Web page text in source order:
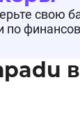
свою
по